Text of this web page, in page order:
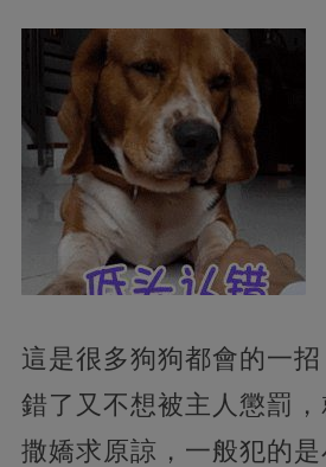
這是很多狗狗都會的一
錯了又不想被主人懲罰
撒嬌求原諒，一般犯的